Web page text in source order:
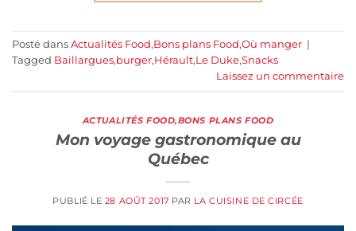
Posté dans Actualités Food,Bons plans Food,Où manger |
Tagged Baillargues,burger,Hérault,Le Duke,Snacks
Laissez un commentaire
ACTUALITÉS FOOD,BONS PLANS FOOD
Mon voyage gastronomique au
Québec
PUBLIÉ LE 28 AOÛT 2017 PAR LA CUISINE DE CIRCÉE